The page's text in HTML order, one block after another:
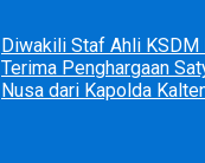
Diwakili Staf Ahli KSDM
Terima Penghargaan
Nusa dari Kapolda